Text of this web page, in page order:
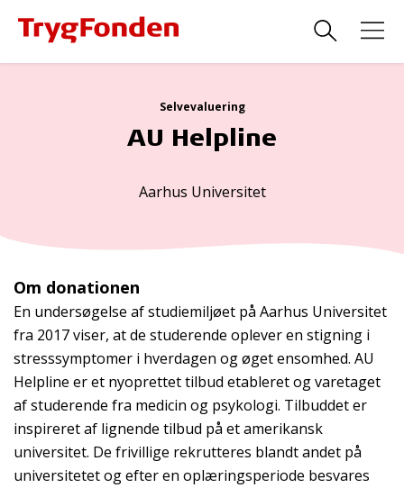
Selvevaluering
AU Helpline
Aarhus Universitet
Om donationen
En undersøgelse af studiemiljøet på Aarhus Universitet
fra 2017 viser, at de studerende oplever en stigning i
stresssymptomer i hverdagen og øget ensomhed. AU
Helpline er et nyoprettet tilbud etableret og varetaget
af studerende fra medicin og psykologi. Tilbuddet er
inspireret af lignende tilbud på et amerikansk
universitet. De frivillige rekrutteres blandt andet på
universitetet og efter en oplæringsperiode besvares